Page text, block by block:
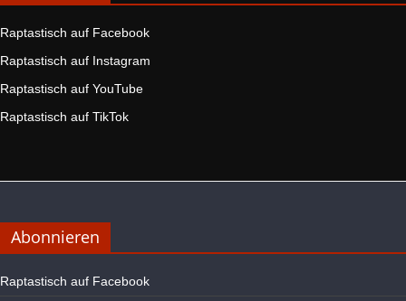
Raptastisch auf Facebook
Raptastisch auf Instagram
Raptastisch auf YouTube
Raptastisch auf TikTok
Abonnieren
Raptastisch auf Facebook